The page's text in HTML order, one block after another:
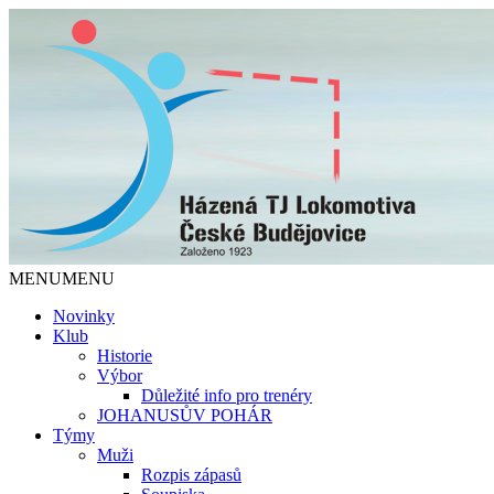
TJ Lokomotiva České
Jediný házenkářský klub v Českých
MENUMENU
Novinky
Klub
Historie
Výbor
Důležité info pro trenéry
JOHANUSŮV POHÁR
Týmy
Muži
Rozpis zápasů